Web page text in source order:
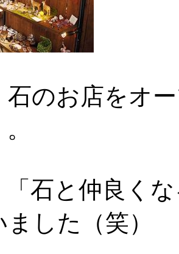
石のお店をオ
石と仲良く
した（笑）